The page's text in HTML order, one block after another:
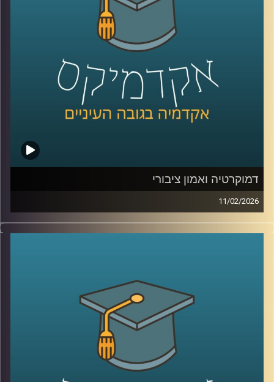
כמשאב כלכלי, בינה מלאכותית לניטור מגוון ביולוגי ושיתופי
פעולה גם כשאין שלום, יצאנו לראיין את האנשים שמעצבים
את העתיד הכחול של האזור .
בפרק הזה תשמעו קולות מהכנס, רעיונות גדולים, דילמות
אמיתיות, והרבה מאוד תשוקה לחבר בין מדע, קיימות וכלכלה.
דמוקרטיה ואמון ציבורי
11/02/2026
היום אנחנו נוגעים באחת השאלות הכי בוערות בדמוקרטיה, מה
זה בעצם אמון ציבורי, למה הוא כל כך חיוני לתפקוד של מדינה,
בבית המשפט העליון, אז מה אפשר ללמוד מהמספרים, האם
זה משבר רגעי או מגמה ארוכה, למה אמון נהיה תלוי מחנה
פוליטי, ומה המשמעות של זה לתחושת הייצוג, לציות לחוק,
ולחוסן החברתי, כדי לעשות סדר הזמנו את פרופ׳ אמנון כוורי,
פרופסור חבר וראש המכון לחירות ואחריות בבית ספר לאודר
לממשל ודיפלומטיה באוניברסיטת רייכמן, וביחד ננסה להבין